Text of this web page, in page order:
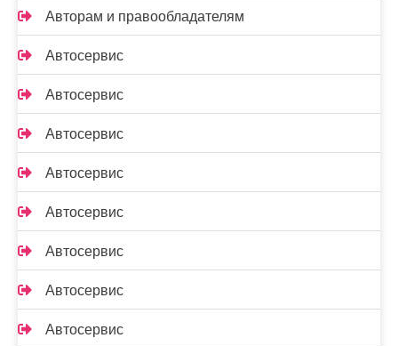
Авторам и правообладателям
Автосервис
Автосервис
Автосервис
Автосервис
Автосервис
Автосервис
Автосервис
Автосервис